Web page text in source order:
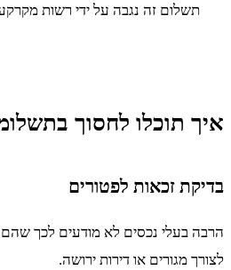
תשלום זה נגבה על ידי רשות
איך תוכלו לחסוך
בדיקת זכאות לפטורים
הרבה בעלי נכסים לא מודעים לכך שהם
לצורך מגורים או דירות ירושה.